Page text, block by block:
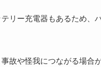
リー充電器もあるため、
故や怪我につながる場合